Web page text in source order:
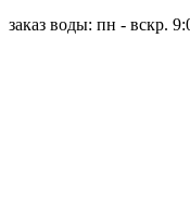
заказ воды: пн - вскр.